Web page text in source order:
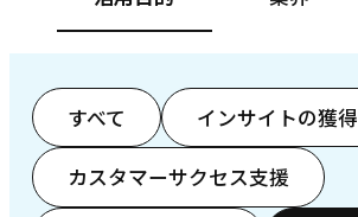
すべて インサイトの獲得
カスタマーサクセス支援